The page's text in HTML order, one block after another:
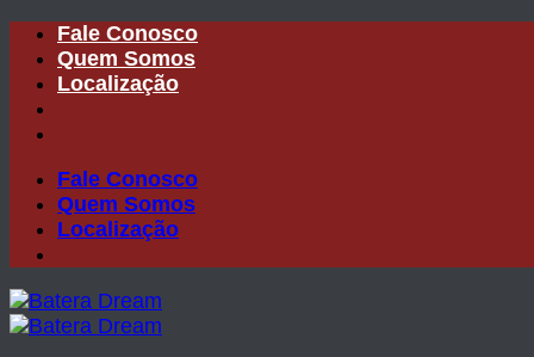
Skip
content
Fale Conosco
Quem Somos
Localização
Fale Conosco
Quem Somos
Localização